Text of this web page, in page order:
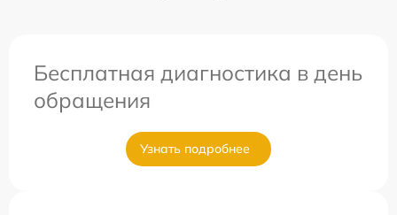
Бесплатная диагностика в день
обращения
Узнать подробнее